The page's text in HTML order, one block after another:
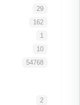
29
162
1
10
54768
2